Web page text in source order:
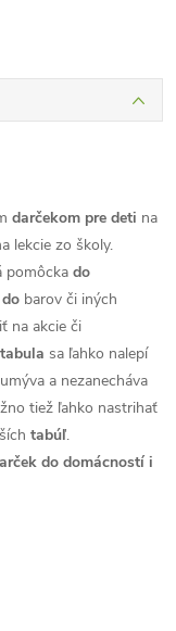
darčekom pre deti na
lekcie zo školy.
pomôcka do
do barov či iných
na akcie či
sa ľahko nalepí
a nezanecháva
tiež ľahko nastrihať
tabúľ.
do domácností i